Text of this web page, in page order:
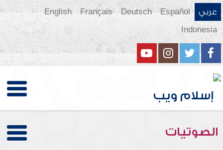
عربي Español
Deutsch
Français
English
Indonesia
الصوتيات